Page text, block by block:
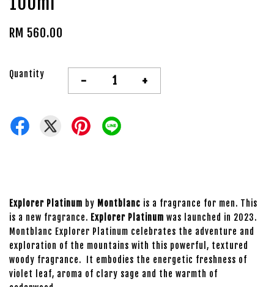
RM 560.00
Quantity - +
Explorer Platinum by Montblanc is a fragrance for men. This
is a new fragrance. Explorer Platinum was launched in 2023.
Montblanc Explorer Platinum celebrates the adventure and
exploration of the mountains with this powerful, textured
woody fragrance. It embodies the energetic freshness of
violet leaf, aroma of clary sage and the warmth of